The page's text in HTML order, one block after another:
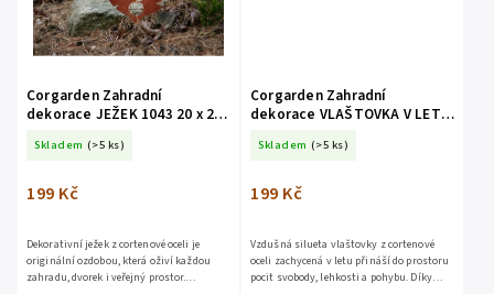
Corgarden Zahradní
dekorace JEŽEK 1043 20 x 20
Skladem (>5 ks)
199 Kč
Dekorativní ježek z cortenové oceli je
originální ozdobou, která oživí každou
zahradu, dvorek i veřejný prostor.
Corgarden Zahradní
dekorace VLAŠTOVKA V LETU
Skladem (>5 ks)
199 Kč
Vzdušná silueta vlaštovky z cortenové
oceli zachycená v letu přináší do prostoru
pocit svobody, lehkosti a pohybu. Díky